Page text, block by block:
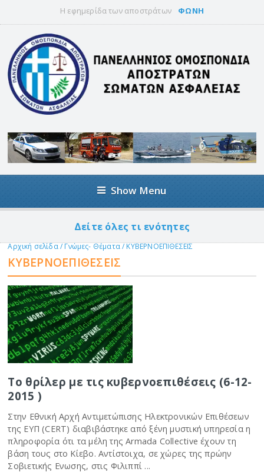
Η εφημερίδα των αποστράτων ΦΩΝΗ
Show Menu
Δείτε όλες τι ενότητες
Αρχική σελίδα/Γνώμες- Θέματα/ ΚΥΒΕΡΝΟΕΠΙΘΕΣΕΙΣ
ΚΥΒΕΡΝΟΕΠΙΘΕΣΕΙΣ
Το θρίλερ με τις κυβερνοεπιθέσεις (6-12-
2015 )
Στην Εθνική Αρχή Αντιμετώπισης Ηλεκτρονικών Επιθέσεων
της ΕΥΠ (CERT) διαβιβάστηκε από ξένη μυστική υπηρεσία η
πληροφορία ότι τα μέλη της Armada Collective έχουν τη
βάση τους στο Κίεβο. Αντίστοιχα, σε χώρες της πρώην
Σοβιετικής Ενωσης, στις Φιλιππί ...